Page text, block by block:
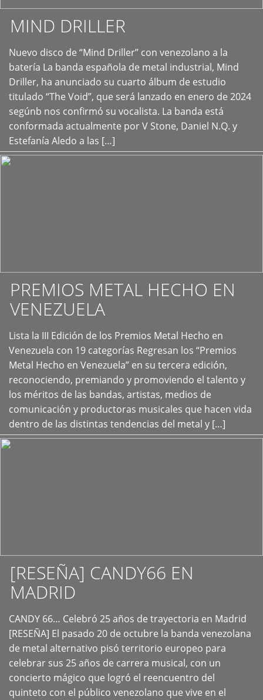
MIND DRILLER
Nuevo disco de “Mind Driller” con venezolano a la
batería La banda española de metal industrial, Mind
Driller, ha anunciado su cuarto álbum de estudio
titulado “The Void”, que será lanzado en enero de 2024
segúnb nos confirmó su vocalista. La banda está
conformada actualmente por V Stone, Daniel N.Q. y
Estefanía Aledo a las […]
+
PREMIOS METAL HECHO EN
VENEZUELA
Lista la III Edición de los Premios Metal Hecho en
Venezuela con 19 categorías Regresan los “Premios
Metal Hecho en Venezuela” en su tercera edición,
reconociendo, premiando y promoviendo el talento y
los méritos de las bandas, artistas, medios de
comunicación y productoras musicales que hacen vida
dentro de las distintas tendencias del metal y […]
+
[RESEÑA] CANDY66 EN
MADRID
CANDY 66… Celebró 25 años de trayectoria en Madrid
[RESEÑA] El pasado 20 de octubre la banda venezolana
de metal alternativo pisó territorio europeo para
celebrar sus 25 años de carrera musical, con un
concierto mágico que logró el reencuentro del
quinteto con el público venezolano que vive en el
+